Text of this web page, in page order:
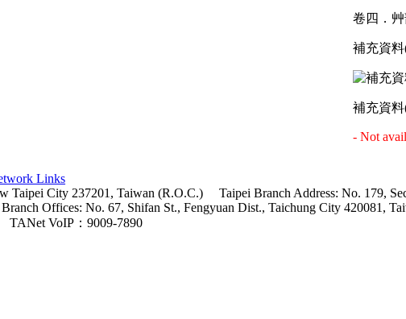
卷四．
補充資
補充資
- Not
Links
Taipei City 237201, Taiwan (R.O.C.)
Taipei Branch Address: No. 179,
Offices: No. 67, Shifan St., Fengyuan Dist., Taichung City 420081,
TANet VoIP：9009-7890